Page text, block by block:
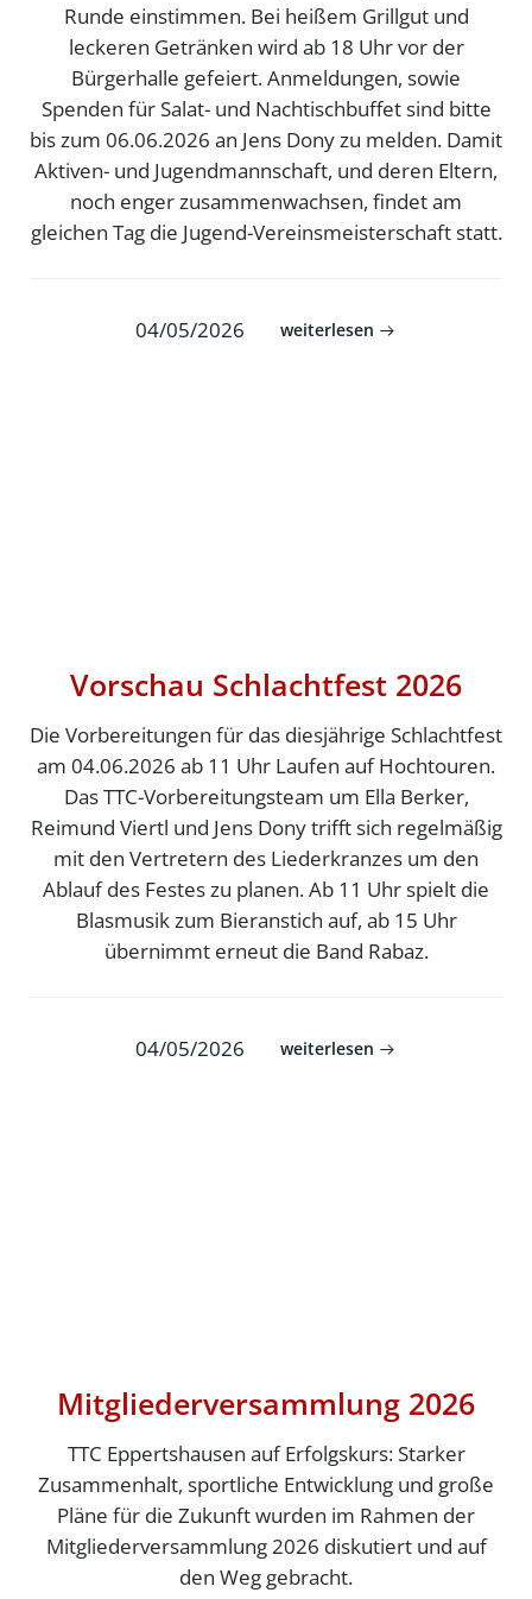
Runde einstimmen. Bei heißem Grillgut und
leckeren Getränken wird ab 18 Uhr vor der
Bürgerhalle gefeiert. Anmeldungen, sowie
Spenden für Salat- und Nachtischbuffet sind bitte
bis zum 06.06.2026 an Jens Dony zu melden. Damit
Aktiven- und Jugendmannschaft, und deren Eltern,
noch enger zusammenwachsen, findet am
gleichen Tag die Jugend-Vereinsmeisterschaft statt.
04/05/2026 weiterlesen
Vorschau Schlachtfest 2026
Die Vorbereitungen für das diesjährige Schlachtfest
am 04.06.2026 ab 11 Uhr Laufen auf Hochtouren.
Das TTC-Vorbereitungsteam um Ella Berker,
Reimund Viertl und Jens Dony trifft sich regelmäßig
mit den Vertretern des Liederkranzes um den
Ablauf des Festes zu planen. Ab 11 Uhr spielt die
Blasmusik zum Bieranstich auf, ab 15 Uhr
übernimmt erneut die Band Rabaz.
04/05/2026 weiterlesen
Mitgliederversammlung 2026
TTC Eppertshausen auf Erfolgskurs: Starker
Zusammenhalt, sportliche Entwicklung und große
Pläne für die Zukunft wurden im Rahmen der
Mitgliederversammlung 2026 diskutiert und auf
den Weg gebracht.